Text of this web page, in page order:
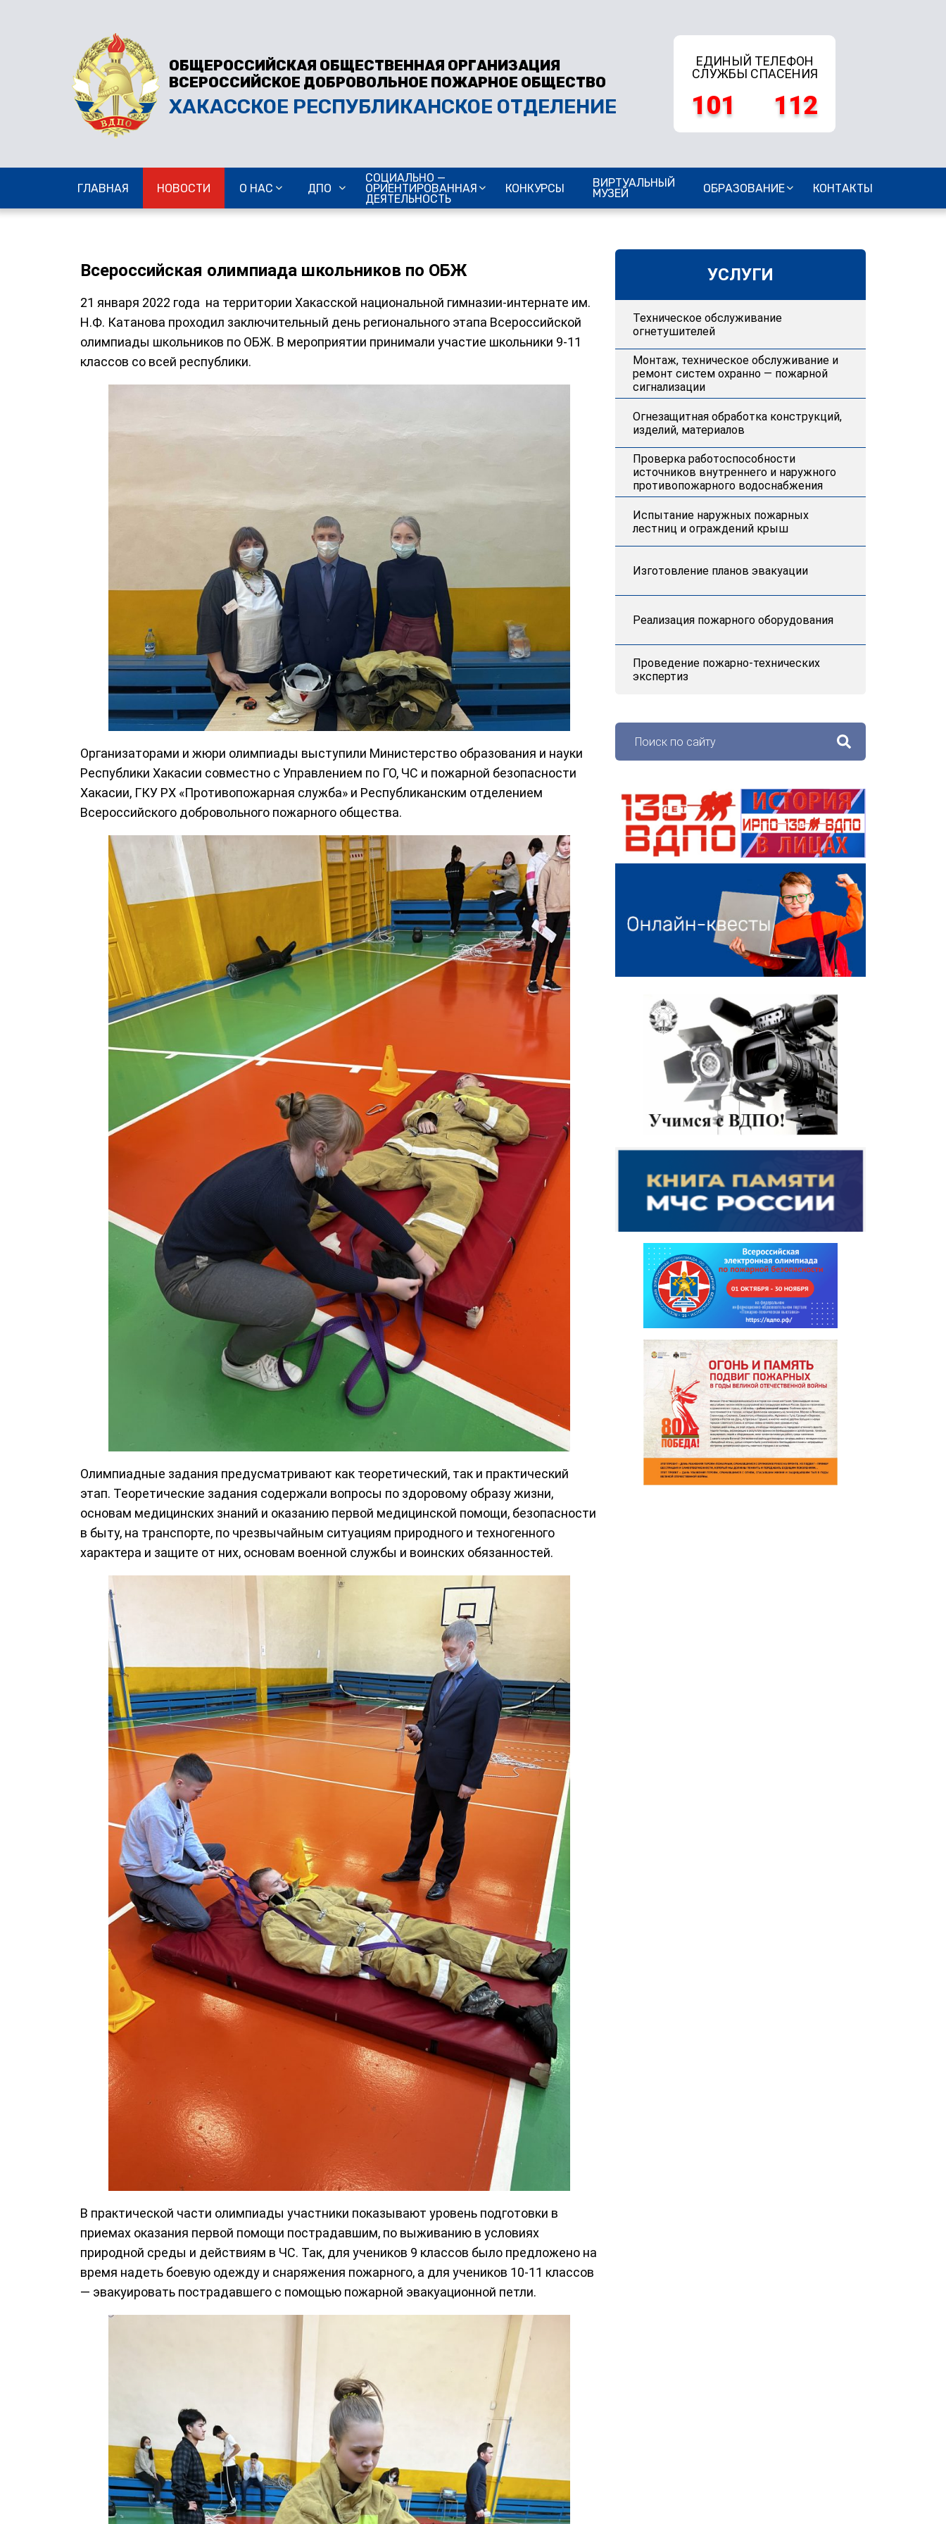
ОБЩЕРОССИЙСКАЯ ОБЩЕСТВЕННАЯ ОРГАНИЗАЦИЯ
ВСЕРОССИЙСКОЕ ДОБРОВОЛЬНОЕ ПОЖАРНОЕ ОБЩЕСТВО
ХАКАССКОЕ РЕСПУБЛИКАНСКОЕ ОТДЕЛЕНИЕ
ЕДИНЫЙ ТЕЛЕФОН
СЛУЖБЫ СПАСЕНИЯ
101 112
ГЛАВНАЯ НОВОСТИ О НАС ДПО
СОЦИАЛЬНО —
ОРИЕНТИРОВАННАЯ
ДЕЯТЕЛЬНОСТЬ
КОНКУРСЫ ВИРТУАЛЬНЫЙ
МУЗЕЙ ОБРАЗОВАНИЕ КОНТАКТЫ
Всероссийская олимпиада школьников по ОБЖ
21 января 2022 года на территории Хакасской национальной гимназии-интернате им.
Н.Ф. Катанова проходил заключительный день регионального этапа Всероссийской
олимпиады школьников по ОБЖ. В мероприятии принимали участие школьники 9-11
классов со всей республики.
Организаторами и жюри олимпиады выступили Министерство образования и науки
Республики Хакасии совместно с Управлением по ГО, ЧС и пожарной безопасности
Хакасии, ГКУ РХ «Противопожарная служба» и Республиканским отделением
Всероссийского добровольного пожарного общества.
Олимпиадные задания предусматривают как теоретический, так и практический
этап. Теоретические задания содержали вопросы по здоровому образу жизни,
основам медицинских знаний и оказанию первой медицинской помощи, безопасности
в быту, на транспорте, по чрезвычайным ситуациям природного и техногенного
характера и защите от них, основам военной службы и воинских обязанностей.
В практической части олимпиады участники показывают уровень подготовки в
приемах оказания первой помощи пострадавшим, по выживанию в условиях
природной среды и действиям в ЧС. Так, для учеников 9 классов было предложено на
время надеть боевую одежду и снаряжения пожарного, а для учеников 10-11 классов
— эвакуировать пострадавшего с помощью пожарной эвакуационной петли.
УСЛУГИ
Техническое обслуживание
огнетушителей
Монтаж, техническое обслуживание и
ремонт систем охранно — пожарной
сигнализации
Огнезащитная обработка конструкций,
изделий, материалов
Проверка работоспособности
источников внутреннего и наружного
противопожарного водоснабжения
Испытание наружных пожарных
лестниц и ограждений крыш
Изготовление планов эвакуации
Реализация пожарного оборудования
Проведение пожарно-технических
экспертиз